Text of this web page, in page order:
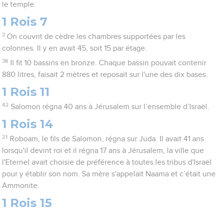
le temple.
1 Rois 7
3 On couvrit de cèdre les chambres supportées par les
colonnes. Il y en avait 45, soit 15 par étage.
38
Il fit 10 bassins en bronze. Chaque bassin pouvait contenir
880 litres, faisait 2 mètres et reposait sur l'une des dix bases.
1 Rois 11
42 Salomon régna 40 ans à Jérusalem sur l’ensemble d’Israël.
1 Rois 14
21 Roboam, le fils de Salomon, régna sur Juda. Il avait 41 ans
lorsqu'il devint roi et il régna 17 ans à Jérusalem, la ville que
l'Eternel avait choisie de préférence à toutes les tribus d'Israël
pour y établir son nom. Sa mère s'appelait Naama et c’était une
Ammonite.
1 Rois 15